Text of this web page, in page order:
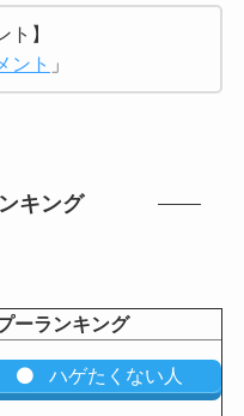
】
ント 」
キング
ーランキング
ハゲたくない人